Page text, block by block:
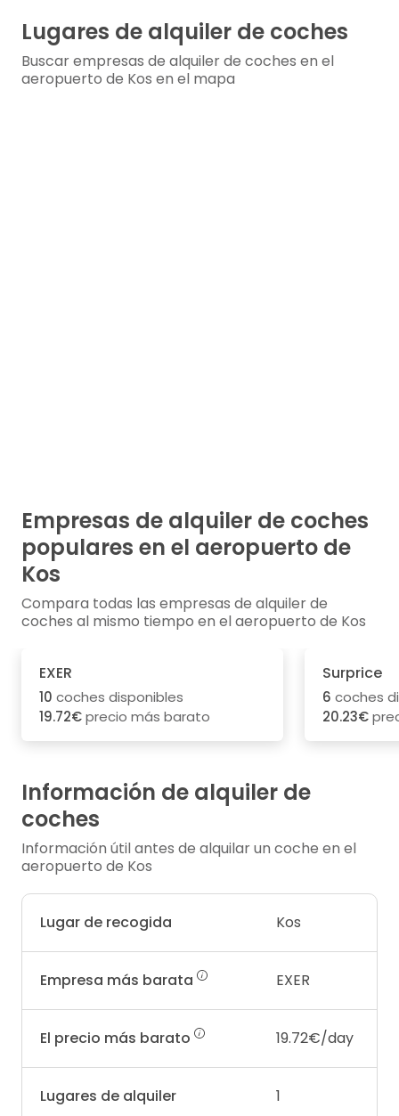
Lugares de alquiler de coches
Buscar empresas de alquiler de coches en el
aeropuerto de Kos en el mapa
Empresas de alquiler de coches
populares en el aeropuerto de
Kos
Compara todas las empresas de alquiler de
coches al mismo tiempo en el aeropuerto de Kos
EXER
10 coches disponibles
19.72€precio más barato
Surprice
6 coches
20.23€
Información de alquiler de
coches
Información útil antes de alquilar un coche en el
aeropuerto de Kos
Lugar de recogida Kos
Empresa más barata EXER
El precio más barato 19.72€/day
Lugares de alquiler 1